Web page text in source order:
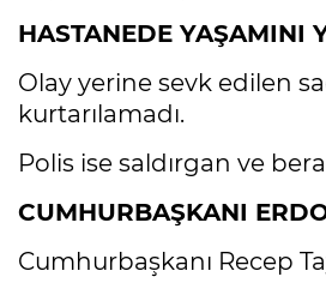
HASTANEDE YAŞAMINI
Olay yerine sevk edilen
kurtarılamadı.
Polis ise saldırgan ve
CUMHURBAŞKANI
Cumhurbaşkanı Recep